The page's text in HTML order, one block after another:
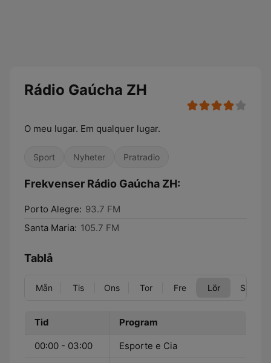
Rádio Gaúcha ZH
O meu lugar. Em qualquer lugar.
Sport Nyheter Pratradio
Frekvenser Rádio Gaúcha ZH:
Porto Alegre: 93.7 FM
Santa Maria: 105.7 FM
Tablå
Mån Tis Ons Tor Fre Lör Sön
Tid Program
00:00 - 03:00 Esporte e Cia